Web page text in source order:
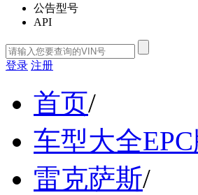
公告型号
API
登录 注册
首页/
车型大全EPC
雷克萨斯/